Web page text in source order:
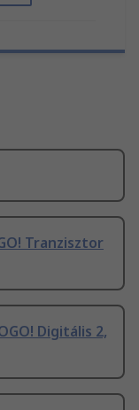
Tranzisztor
Digitális 2,